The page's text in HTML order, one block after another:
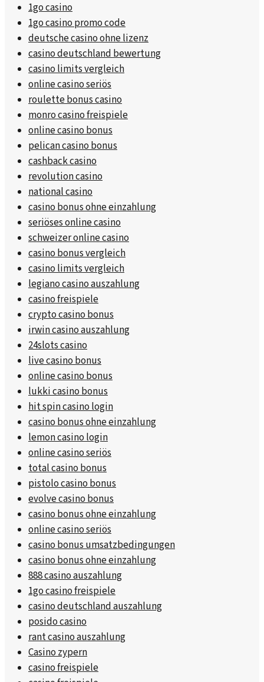
1go casino
1go casino promo code
deutsche casino ohne lizenz
casino deutschland bewertung
casino limits vergleich
online casino seriös
roulette bonus casino
monro casino freispiele
online casino bonus
pelican casino bonus
cashback casino
revolution casino
national casino
casino bonus ohne einzahlung
seriöses online casino
schweizer online casino
casino bonus vergleich
casino limits vergleich
legiano casino auszahlung
casino freispiele
crypto casino bonus
irwin casino auszahlung
24slots casino
live casino bonus
online casino bonus
lukki casino bonus
hit spin casino login
casino bonus ohne einzahlung
lemon casino login
online casino seriös
total casino bonus
pistolo casino bonus
evolve casino bonus
casino bonus ohne einzahlung
online casino seriös
casino bonus umsatzbedingungen
casino bonus ohne einzahlung
888 casino auszahlung
1go casino freispiele
casino deutschland auszahlung
posido casino
rant casino auszahlung
Casino zypern
casino freispiele